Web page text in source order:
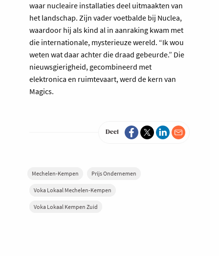
waar nucleaire installaties deel uitmaakten van
het landschap. Zijn vader voetbalde bij Nuclea,
waardoor hij als kind al in aanraking kwam met
die internationale, mysterieuze wereld. “Ik wou
weten wat daar achter die draad gebeurde.” Die
nieuwsgierigheid, gecombineerd met
elektronica en ruimtevaart, werd de kern van
Magics.
Deel
Mechelen-Kempen Prijs Ondernemen
Voka Lokaal Mechelen-Kempen
Voka Lokaal Kempen Zuid